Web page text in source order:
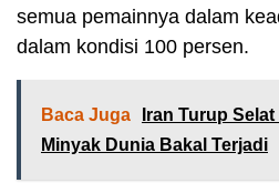
semua pemainnya dalam
dalam kondisi 100 persen.
Baca Juga
Iran Turup
Minyak Dunia Bakal Terjadi